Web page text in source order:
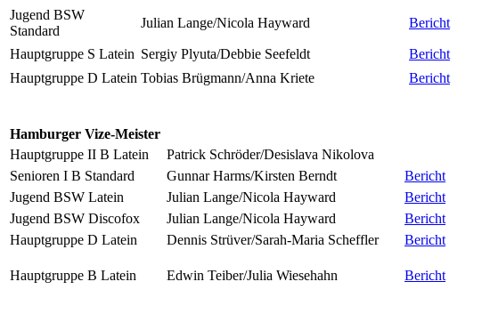
Jugend BSW
Standard
Julian Lange/Nicola Hayward Bericht
Hauptgruppe S Latein Sergiy Plyuta/Debbie Seefeldt
Bericht
Hauptgruppe D Latein Tobias Brügmann/Anna Kriete Bericht
Hamburger Vize-Meister
Hauptgruppe II B Latein
Patrick Schröder/Desislava Nikolova
Senioren I B Standard
Gunnar Harms/Kirsten Berndt
Bericht
Jugend BSW Latein
Julian Lange/Nicola Hayward
Bericht
Jugend BSW Discofox
Julian Lange/Nicola Hayward
Bericht
Hauptgruppe D Latein
Dennis Strüver/Sarah-Maria Scheffler Bericht
Hauptgruppe B Latein Edwin Teiber/Julia Wiesehahn Bericht